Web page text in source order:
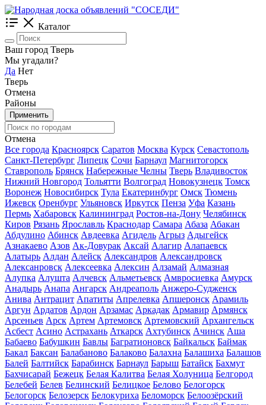
Каталог
Ваш город Тверь
Мы угадали?
Да Нет
Тверь
Отмена
Районы
Применить
Отмена
Все города Красноярск Саратов Москва Курск Севастополь
Санкт-Петербург Липецк Сочи Барнаул Магнитогорск
Ставрополь Брянск Набережные Челны Тверь Владивосток
Нижний Новгород Тольятти Волгоград Новокузнецк Томск
Воронеж Новосибирск Тула Екатеринбург Омск Тюмень
Ижевск Оренбург Ульяновск Иркутск Пенза Уфа Казань
Пермь Хабаровск Калининград Ростов-на-Дону Челябинск
Киров Рязань Ярославль Краснодар Самара Абаза Абакан
Абдулино Абинск Авдеевка Агидель Агрыз Адыгейск
Азнакаево Азов Ак-Довурак Аксай Алагир Алапаевск
Алатырь Алдан Алейск Александров Александровск
Алексанровск Алексеевка Алексин Алзамай Алмазная
Алупка Алушта Алчевск Альметьевск Амвросиевка Амурск
Анадырь Анапа Ангарск Андреаполь Анжеро-Судженск
Анива Антрацит Апатиты Апрелевка Апшеронск Арамиль
Аргун Ардатов Ардон Арзамас Аркадак Армавир Армянск
Арсеньев Арск Артем Артемовск Артемовский Архангельск
Асбест Асино Астрахань Аткарск Ахтубинск Ачинск Аша
Бабаево Бабушкин Бавлы Багратионовск Байкальск Баймак
Бакал Баксан Балабаново Балаково Балахна Балашиха Балашов
Балей Балтийск Барабинск Барнаул Барыш Батайск Бахмут
Бахчисарай Бежецк Белая Калитва Белая Холуница Белгород
Белебей Белев Белинский Белицкое Белово Белогорск
Белогорск Белозерск Белокуриха Беломорск Белоозёрский